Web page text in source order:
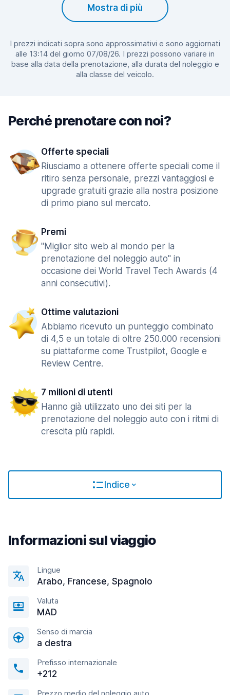
Mostra di più
I prezzi indicati sopra sono approssimativi e sono aggiornati
alle 13:14 del giorno 07/08/26. I prezzi possono variare in
base alla data della prenotazione, alla durata del noleggio e
alla classe del veicolo.
Perché prenotare con noi?
Offerte speciali
Riusciamo a ottenere offerte speciali come il
ritiro senza personale, prezzi vantaggiosi e
upgrade gratuiti grazie alla nostra posizione
di primo piano sul mercato.
Premi
"Miglior sito web al mondo per la
prenotazione del noleggio auto" in
occasione dei World Travel Tech Awards (4
anni consecutivi).
Ottime valutazioni
Abbiamo ricevuto un punteggio combinato
di 4,5 e un totale di oltre 250.000 recensioni
su piattaforme come Trustpilot, Google e
Review Centre.
7 milioni di utenti
Hanno già utilizzato uno dei siti per la
prenotazione del noleggio auto con i ritmi di
crescita più rapidi.
Indice
Informazioni sul viaggio
Lingue
Arabo, Francese, Spagnolo
Valuta
MAD
Senso di marcia
a destra
Prefisso internazionale
+212